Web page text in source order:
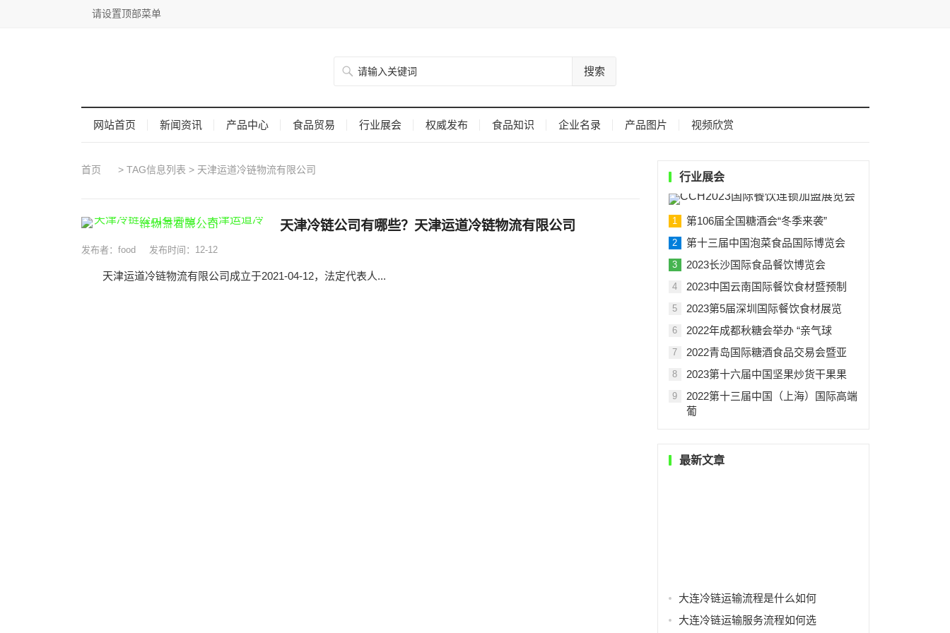
请设置顶部菜单
搜索
网站首页 新闻资讯 产品中心 食品贸易 行业展会 权威发布 食品知识 企业名录 产品图片 视频欣赏
首页 > TAG信息列表 > 天津运道冷链物流有限公司
天津冷链公司有哪些？天津运道冷链物流有限公司
发布者：food 发布时间：12-12
天津运道冷链物流有限公司成立于2021-04-12，法定代表人...
行业展会
1 第106届全国糖酒会“冬季来袭”
2 第十三届中国泡菜食品国际博览会
3 2023长沙国际食品餐饮博览会
4 2023中国云南国际餐饮食材暨预制
5 2023第5届深圳国际餐饮食材展览
6 2022年成都秋糖会举办 “亲气球
7 2022青岛国际糖酒食品交易会暨亚
8 2023第十六届中国坚果炒货干果果
9
2022第十三届中国（上海）国际高端
葡
最新文章
大连冷链运输流程是什么如何
大连冷链运输服务流程如何选